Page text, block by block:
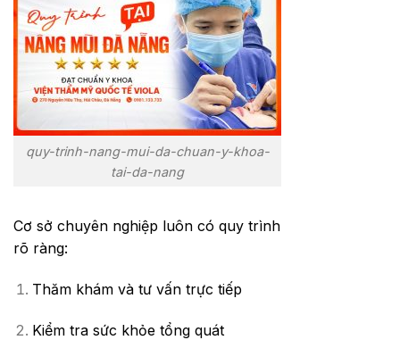
quy-trinh-nang-mui-da-chuan-y-khoa-
tai-da-nang
Cơ sở chuyên nghiệp luôn có quy trình
rõ ràng:
Thăm khám và tư vấn trực tiếp
Kiểm tra sức khỏe tổng quát